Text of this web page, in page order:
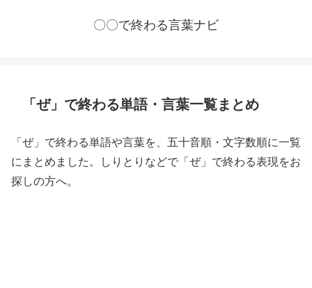
〇〇で終わる言葉ナビ
「ぜ」で終わる単語・言葉一覧まとめ
「ぜ」で終わる単語や言葉を、五十音順・文字数順に一覧
にまとめました。しりとりなどで「ぜ」で終わる表現をお
探しの方へ。